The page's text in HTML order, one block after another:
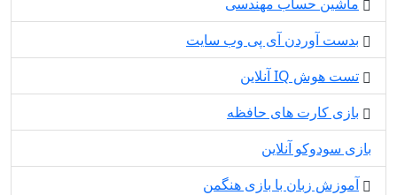
بدست آوردن آی پی وب سایت
تست هوش IQ آنلاین
بازی کارت های حافظه
بازی سودوکو آنلاین
آموزش زبان با بازی هنگمن